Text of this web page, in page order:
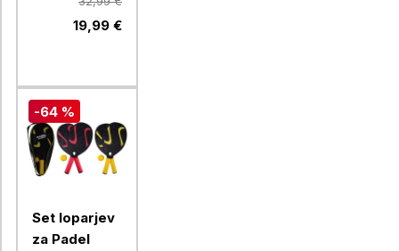
19,99 €
-64 %
Set loparjev
za Padel